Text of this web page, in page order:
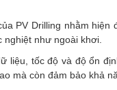
PV Drilling nhằm hiện
như ngoài khơi.
liệu, tốc độ và độ ổn
mà còn đảm bảo khả